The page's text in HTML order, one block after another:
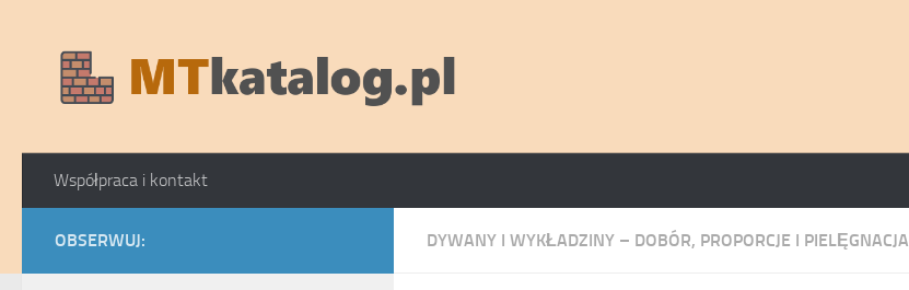
Współpraca i kontakt
DYWANY I WYKŁADZINY – DOBÓR, PROPORCJE I PIELĘGNACJA
OBSERWUJ: